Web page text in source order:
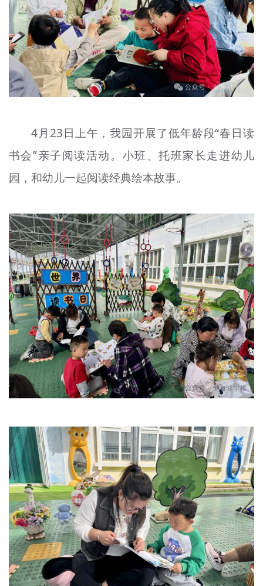
4月23日上午，我园开展了低年龄段“春日读
书会”亲子阅读活动。小班、托班家长走进幼儿
园，和幼儿一起阅读经典绘本故事。